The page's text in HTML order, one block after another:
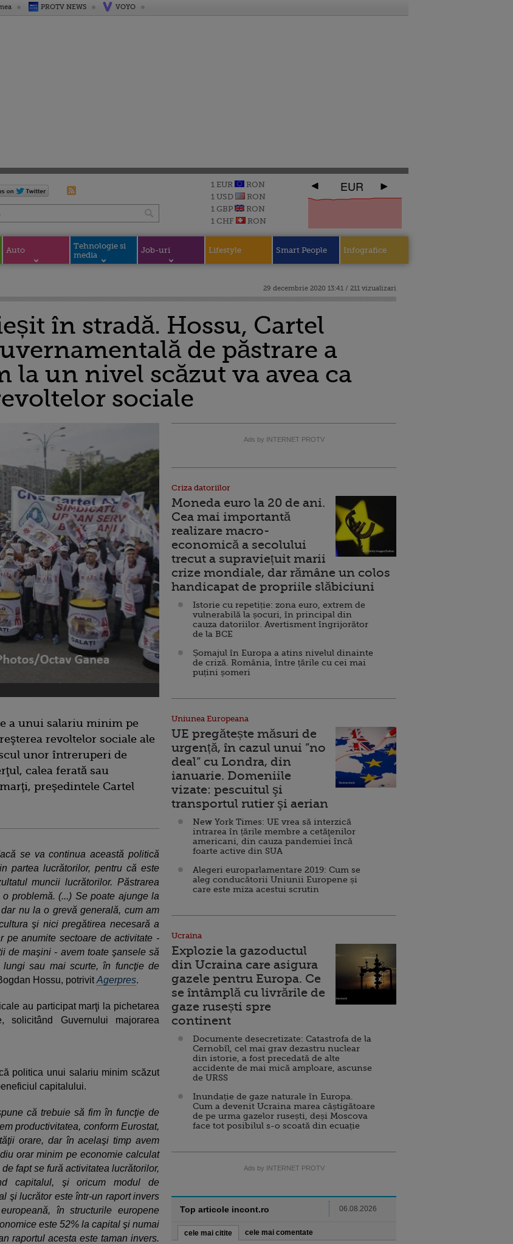
PROTV NEWS VOYO
1 EUR
RON
1 USD
RON
1 GBP
RON
1 CHF
RON
EUR
Auto
Tehnologie si
media
Job-uri Lifestyle Smart People Infografice
29 decembrie 2020 13:41 / 211 vizualizari
în stradă. Hossu, Cartel
de păstrare a
un nivel scăzut va avea ca
sociale
a unui salariu minim pe
revoltelor sociale ale
unor întreruperi de
calea ferată sau
preşedintele Cartel
se va continua această politică
partea lucrătorilor, pentru că este
muncii lucrătorilor. Păstrarea
problemă. (...) Se poate ajunge la
nu la o grevă generală, cum am
şi nici pregătirea necesară a
pe anumite sectoare de activitate -
de maşini - avem toate şansele să
lungi sau mai scurte, în funcţie de
Hossu, potrivitAgerpres.
au participat marţi la pichetarea
solicitând Guvernului majorarea
politica unui salariu minim scăzut
capitalului.
că trebuie să fim în funcţie de
productivitatea, conform Eurostat,
orare, dar în acelaşi timp avem
orar minim pe economie calculat
fapt se fură activitatea lucrătorilor,
capitalul, şi oricum modul de
şi lucrător este într-un raport invers
în structurile europene
este 52% la capital şi numai
raportul acesta este taman invers.
Ads by INTERNET PROTV
Criza datoriilor
Moneda euro la 20 de ani.
Cea mai importantă
realizare macro-
economică a secolului
trecut a supraviețuit marii
crize mondiale, dar rămâne un colos
handicapat de propriile slăbiciuni
Istorie cu repetiție: zona euro, extrem de
vulnerabilă la șocuri, în principal din
cauza datoriilor. Avertisment îngrijorător
de la BCE
Șomajul în Europa a atins nivelul dinainte
de criză. România, între țările cu cei mai
puțini șomeri
Uniunea Europeana
UE pregătește măsuri de
urgență, în cazul unui ”no
deal” cu Londra, din
ianuarie. Domeniile
vizate: pescuitul şi
transportul rutier şi aerian
New York Times: UE vrea să interzică
intrarea în țările membre a cetăţenilor
americani, din cauza pandemiei încă
foarte active din SUA
Alegeri europarlamentare 2019: Cum se
aleg conducătorii Uniunii Europene și
care este miza acestui scrutin
Ucraina
Explozie la gazoductul
din Ucraina care asigura
gazele pentru Europa. Ce
se întâmplă cu livrările de
gaze rusești spre
continent
Documente desecretizate: Catastrofa de la
Cernobîl, cel mai grav dezastru nuclear
din istorie, a fost precedată de alte
accidente de mai mică amploare, ascunse
de URSS
Inundație de gaze naturale în Europa.
Cum a devenit Ucraina marea câștigătoare
de pe urma gazelor rusești, deși Moscova
face tot posibilul s-o scoată din ecuație
Ads by INTERNET PROTV
Top articole incont.ro 06.08.2026
cele mai citite cele mai comentate